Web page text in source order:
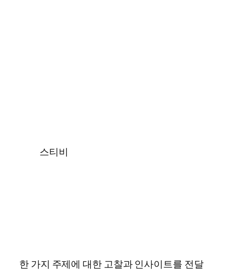
스티비
한 가지 주제에 대한 고찰과 인사이트를 전달